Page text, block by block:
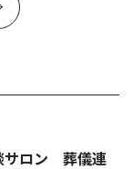
サロン 葬儀連